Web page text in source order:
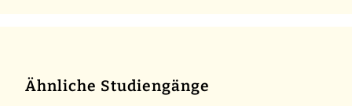
Ähnliche Studiengänge